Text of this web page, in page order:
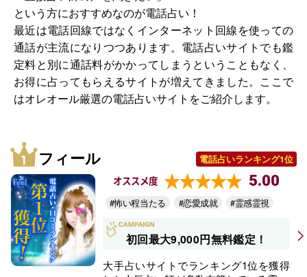
という方におすすめなのが電話占い！
最近は電話回線ではなくインターネット回線を使っての
通話が主流になりつつあります。電話占いサイトでも鑑
定料と別に通話料がかかってしまうということもなく、
お得に占ってもらえるサイトが増えてきました。ここで
はオレオール厳選の電話占いサイトをご紹介します。
フィール 電話占いランキング1位
オススメ度 5.00
#怖い程当たる #恋愛成就 #霊感霊視
初回最大9,000円無料鑑定！
大手占いサイトでランキング1位を獲得